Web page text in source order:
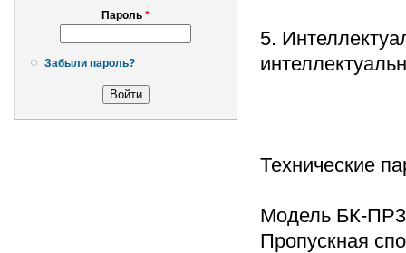
Пароль *
Забыли пароль?
5.
Технические
Модель БК-
Пропускная